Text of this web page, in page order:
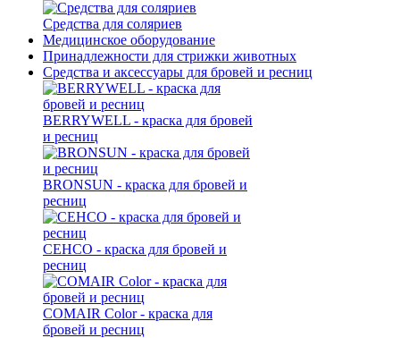
Средства для соляриев
Медицинское оборудование
Принадлежности для стрижки животных
Средства и аксессуары для бровей и ресниц
BERRYWELL - краска для бровей
и ресниц
BRONSUN - краска для бровей и
ресниц
CEHCO - краска для бровей и
ресниц
COMAIR Color - краска для
бровей и ресниц